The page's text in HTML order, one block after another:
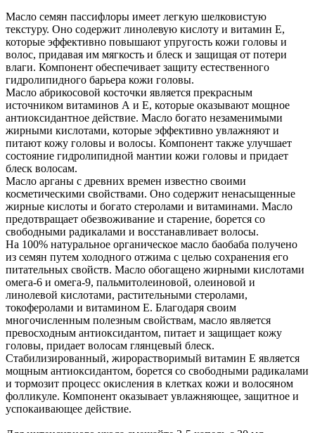
Масло семян пассифлоры имеет легкую шелковистую
текстуру. Оно содержит линолевую кислоту и витамин Е,
которые эффективно повышают упругость кожи головы и
волос, придавая им мягкость и блеск и защищая от потери
влаги. Компонент обеспечивает защиту естественного
гидролипидного барьера кожи головы.
Масло абрикосовой косточки является прекрасным
источником витаминов А и Е, которые оказывают мощное
антиоксидантное действие. Масло богато незаменимыми
жирными кислотами, которые эффективно увлажняют и
питают кожу головы и волосы. Компонент также улучшает
состояние гидролипидной мантии кожи головы и придает
блеск волосам.
Масло арганы с древних времен известно своими
косметическими свойствами. Оно содержит ненасыщенные
жирные кислоты и богато стеролами и витаминами. Масло
предотвращает обезвоживание и старение, борется со
свободными радикалами и восстанавливает волосы.
На 100% натуральное органическое масло баобаба получено
из семян путем холодного отжима с целью сохранения его
питательных свойств. Масло обогащено жирными кислотами
омега-6 и омега-9, пальмитолеиновой, олеиновой и
линолевой кислотами, растительными стеролами,
токоферолами и витамином Е. Благодаря своим
многочисленным полезным свойствам, масло является
превосходным антиоксидантом, питает и защищает кожу
головы, придает волосам глянцевый блеск.
Стабилизированный, жирорастворимый витамин Е является
мощным антиоксидантом, борется со свободными радикалами
и тормозит процесс окисления в клетках кожи и волосяном
фолликуле. Компонент оказывает увлажняющее, защитное и
успокаивающее действие.